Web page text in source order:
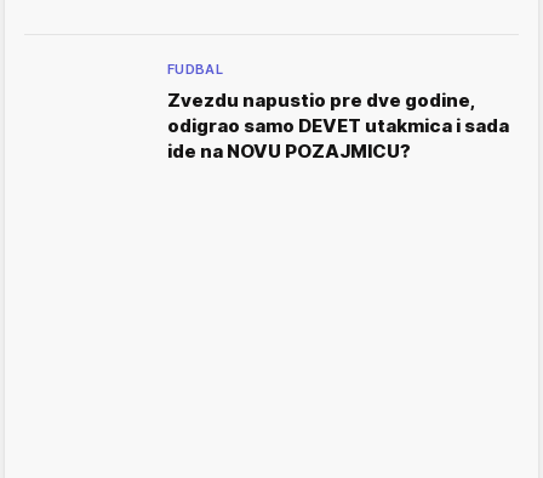
FUDBAL
Zvezdu napustio pre dve godine,
odigrao samo DEVET utakmica i sada
ide na NOVU POZAJMICU?